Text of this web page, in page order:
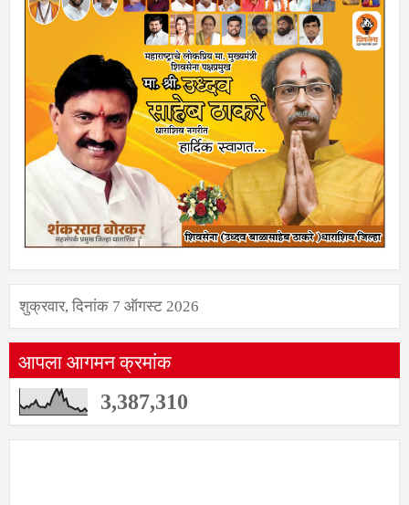
शुक्रवार, दिनांक 7 ऑगस्ट 2026
आपला आगमन क्रमांक
3,387,310